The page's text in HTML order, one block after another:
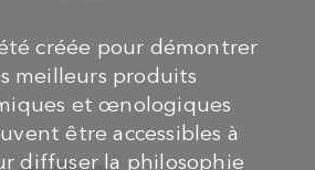
été créée pour démontrer
meilleurs produits
et œnologiques
être accessibles à
diffuser la philosophie